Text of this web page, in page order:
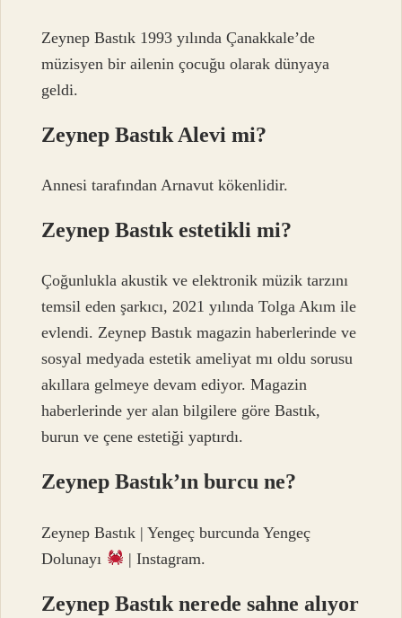
Zeynep Bastık 1993 yılında Çanakkale’de
müzisyen bir ailenin çocuğu olarak dünyaya
geldi.
Zeynep Bastık Alevi mi?
Annesi tarafından Arnavut kökenlidir.
Zeynep Bastık estetikli mi?
Çoğunlukla akustik ve elektronik müzik tarzını
temsil eden şarkıcı, 2021 yılında Tolga Akım ile
evlendi. Zeynep Bastık magazin haberlerinde ve
sosyal medyada estetik ameliyat mı oldu sorusu
akıllara gelmeye devam ediyor. Magazin
haberlerinde yer alan bilgilere göre Bastık,
burun ve çene estetiği yaptırdı.
Zeynep Bastık’ın burcu ne?
Zeynep Bastık | Yengeç burcunda Yengeç
Dolunayı
| Instagram.
Zeynep Bastık nerede sahne alıyor